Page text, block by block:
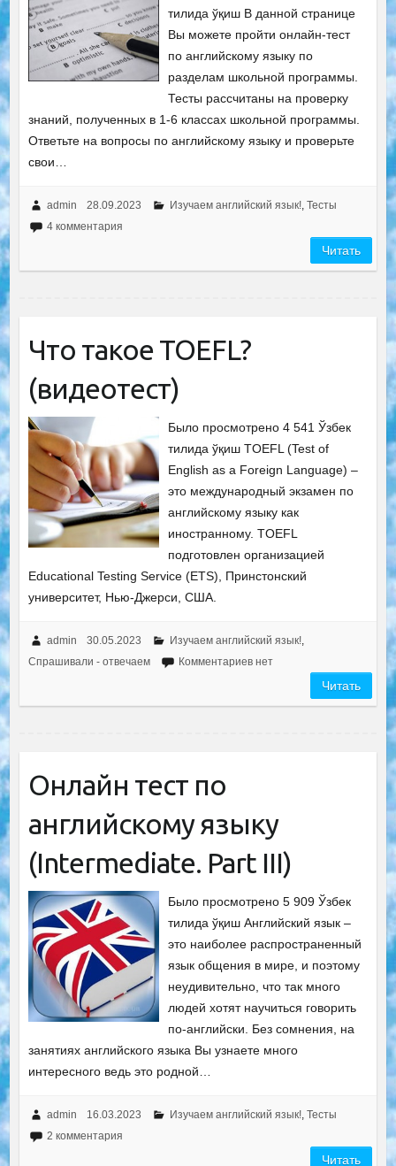
тилида ўқиш В данной странице
Вы можете пройти онлайн-тест
по английскому языку по
разделам школьной программы.
Тесты рассчитаны на проверку
знаний, полученных в 1-6 классах школьной программы.
Ответьте на вопросы по английскому языку и проверьте
свои…
admin 28.09.2023 Изучаем английский язык!, Тесты
4 комментария
Читать
Что такое TOEFL?
(видеотест)
Было просмотрено 4 541 Ўзбек
тилида ўқиш TOEFL (Test of
English as a Foreign Language) –
это международный экзамен по
английскому языку как
иностранному. TOEFL
подготовлен организацией
Educational Testing Service (ETS), Принстонский
университет, Нью-Джерси, США.
admin 30.05.2023 Изучаем английский язык!,
Спрашивали - отвечаем
Комментариев нет
Читать
Онлайн тест по
английскому языку
(Intermediate. Part III)
Было просмотрено 5 909 Ўзбек
тилида ўқиш Английский язык –
это наиболее распространенный
язык общения в мире, и поэтому
неудивительно, что так много
людей хотят научиться говорить
по-английски. Без сомнения, на
занятиях английского языка Вы узнаете много
интересного ведь это родной…
admin 16.03.2023 Изучаем английский язык!, Тесты
2 комментария
Читать